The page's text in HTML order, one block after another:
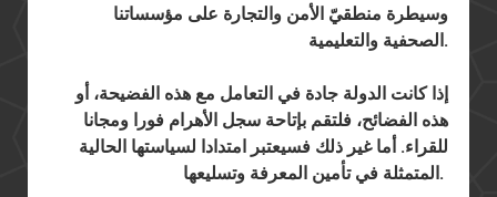
وسيطرة منطقيّ الأمن والتجارة على مؤسساتنا
الصحفية والتعليمية.
إذا كانت الدولة جادة في التعامل مع هذه الفضيحة، أو
هذه الفضائح، فلتقم بإتاحة سجل الأهرام فورا ومجانا
للقراء. أما غير ذلك فسيعتبر امتدادا لسياستها الحالية
المتمثلة في تأمين المعرفة وتسليعها.